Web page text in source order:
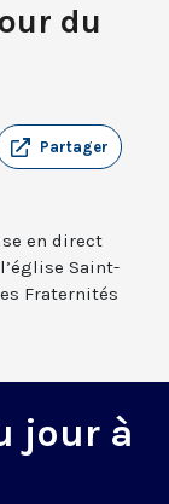
du
Partager
en direct
Saint-
Fraternités
jour à